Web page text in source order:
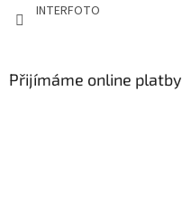
INTERFOTO
Přijímáme online platby